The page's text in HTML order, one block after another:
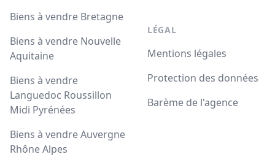
Biens à vendre Bretagne
Biens à vendre Nouvelle
Aquitaine
Biens à vendre
Languedoc Roussillon
Midi Pyrénées
Biens à vendre Auvergne
Rhône Alpes
LÉGAL
Mentions légales
Protection des données
Barème de l'agence